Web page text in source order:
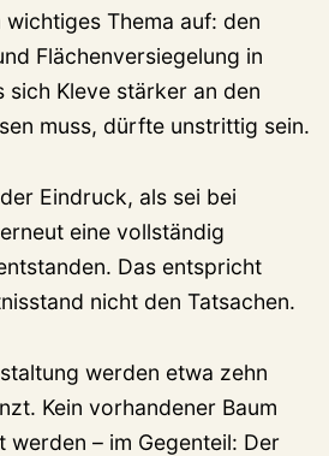
Thema auf: den
Flächenversiegelung in
sich Kleve stärker an den
muss, dürfte unstrittig sein.
Eindruck, als sei bei
eine vollständig
Das entspricht
nicht den Tatsachen.
werden etwa zehn
Kein vorhandener Baum
werden – im Gegenteil: Der